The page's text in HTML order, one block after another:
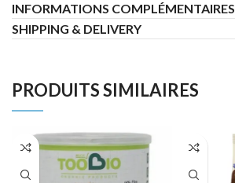
INFORMATIONS COMPLÉMENTAIRES
SHIPPING & DELIVERY
PRODUITS SIMILAIRES